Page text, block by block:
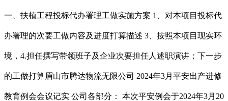
一、扶植工程投标代办署理工做实施方案 1、对本项目投标代
办署理的次要工做内容及进度打算描述 3、按照本项目现实环
境，4.担任撰写带领班子及企业次要担任人述职演讲；下一步
的工做打算眉山市腾达物流无限公司 2024年3月平安出产进修
教育例会会议记实 公司各部分： 本次平安例会于2024年3月20